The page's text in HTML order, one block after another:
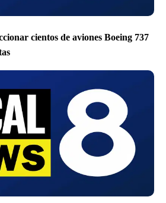
cientos de aviones Boeing 737